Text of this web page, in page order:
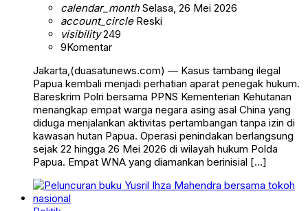
calendar_monthSelasa, 26 Mei 2026
account_circleReski
visibility249
9Komentar
Jakarta,(duasatunews.com) — Kasus tambang ilegal
Papua kembali menjadi perhatian aparat penegak hukum.
Bareskrim Polri bersama PPNS Kementerian Kehutanan
menangkap empat warga negara asing asal China yang
diduga menjalankan aktivitas pertambangan tanpa izin di
kawasan hutan Papua. Operasi penindakan berlangsung
sejak 22 hingga 26 Mei 2026 di wilayah hukum Polda
Papua. Empat WNA yang diamankan berinisial […]